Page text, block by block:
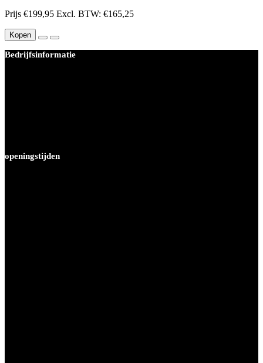
Prijs €199,95 Excl. BTW: €165,25
Kopen
Bedrijfsinformatie
openingstijden